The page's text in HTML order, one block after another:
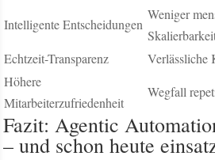
Intelligente Entscheidungen
Weniger
Echtzeit-Transparenz
Verlässliche
Höhere
Mitarbeiterzufriedenheit
Wegfall
Fazit: Agentic
– und schon heute